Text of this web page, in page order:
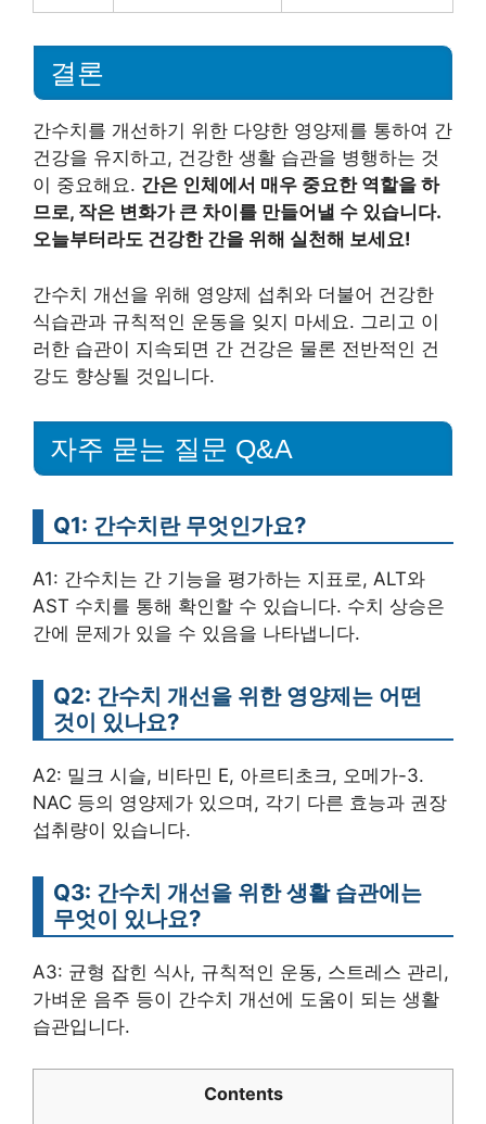
결론
간수치를 개선하기 위한 다양한 영양제를 통하여 간
건강을 유지하고, 건강한 생활 습관을 병행하는 것
이 중요해요. 간은 인체에서 매우 중요한 역할을 하
므로, 작은 변화가 큰 차이를 만들어낼 수 있습니다.
오늘부터라도 건강한 간을 위해 실천해 보세요!
간수치 개선을 위해 영양제 섭취와 더불어 건강한
식습관과 규칙적인 운동을 잊지 마세요. 그리고 이
러한 습관이 지속되면 간 건강은 물론 전반적인 건
강도 향상될 것입니다.
자주 묻는 질문 Q&A
Q1: 간수치란 무엇인가요?
A1: 간수치는 간 기능을 평가하는 지표로, ALT와
AST 수치를 통해 확인할 수 있습니다. 수치 상승은
간에 문제가 있을 수 있음을 나타냅니다.
Q2: 간수치 개선을 위한 영양제는 어떤
것이 있나요?
A2: 밀크 시슬, 비타민 E, 아르티초크, 오메가-3.
NAC 등의 영양제가 있으며, 각기 다른 효능과 권장
섭취량이 있습니다.
Q3: 간수치 개선을 위한 생활 습관에는
무엇이 있나요?
A3: 균형 잡힌 식사, 규칙적인 운동, 스트레스 관리,
가벼운 음주 등이 간수치 개선에 도움이 되는 생활
습관입니다.
Contents